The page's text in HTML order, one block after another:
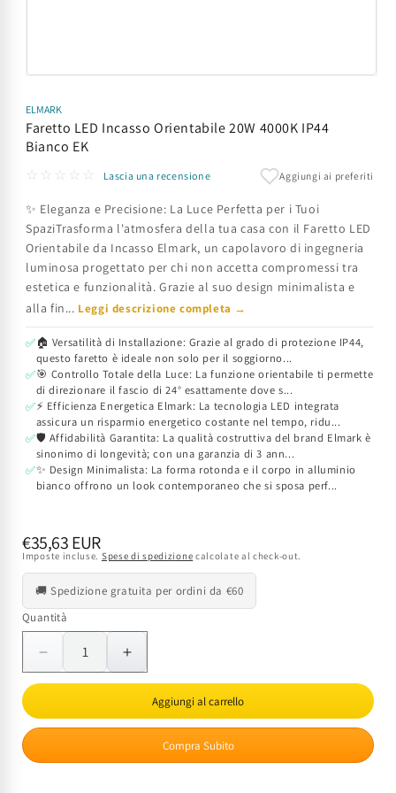
multimediali
1
in
finestra
ELMARK
Faretto LED Incasso Orientabile 20W 4000K IP44
Bianco EK
☆☆☆☆☆
Lascia una recensione Aggiungi ai preferiti
✨ Eleganza e Precisione: La Luce Perfetta per i Tuoi
SpaziTrasforma l'atmosfera della tua casa con il Faretto LED
Orientabile da Incasso Elmark, un capolavoro di ingegneria
luminosa progettato per chi non accetta compromessi tra
estetica e funzionalità. Grazie al suo design minimalista e
alla fin... Leggi descrizione completa →
✅🏠 Versatilità di Installazione: Grazie al grado di protezione IP44,
questo faretto è ideale non solo per il soggiorno...
✅🎯 Controllo Totale della Luce: La funzione orientabile ti permette
di direzionare il fascio di 24° esattamente dove s...
✅⚡ Efficienza Energetica Elmark: La tecnologia LED integrata
assicura un risparmio energetico costante nel tempo, ridu...
✅🛡️ Affidabilità Garantita: La qualità costruttiva del brand Elmark è
sinonimo di longevità; con una garanzia di 3 ann...
✅✨ Design Minimalista: La forma rotonda e il corpo in alluminio
bianco offrono un look contemporaneo che si sposa perf...
Prezzo
di
listino
€35,63 EUR
Imposte incluse. Spese di spedizione calcolate al check-out.
🚚 Spedizione gratuita per ordini da €60
Quantità
Quantità
Diminuisci
quantità
Faretto
LED
Aumenta
quantità
Faretto
LED
Incasso
Aggiungi al carrello
Compra Subito